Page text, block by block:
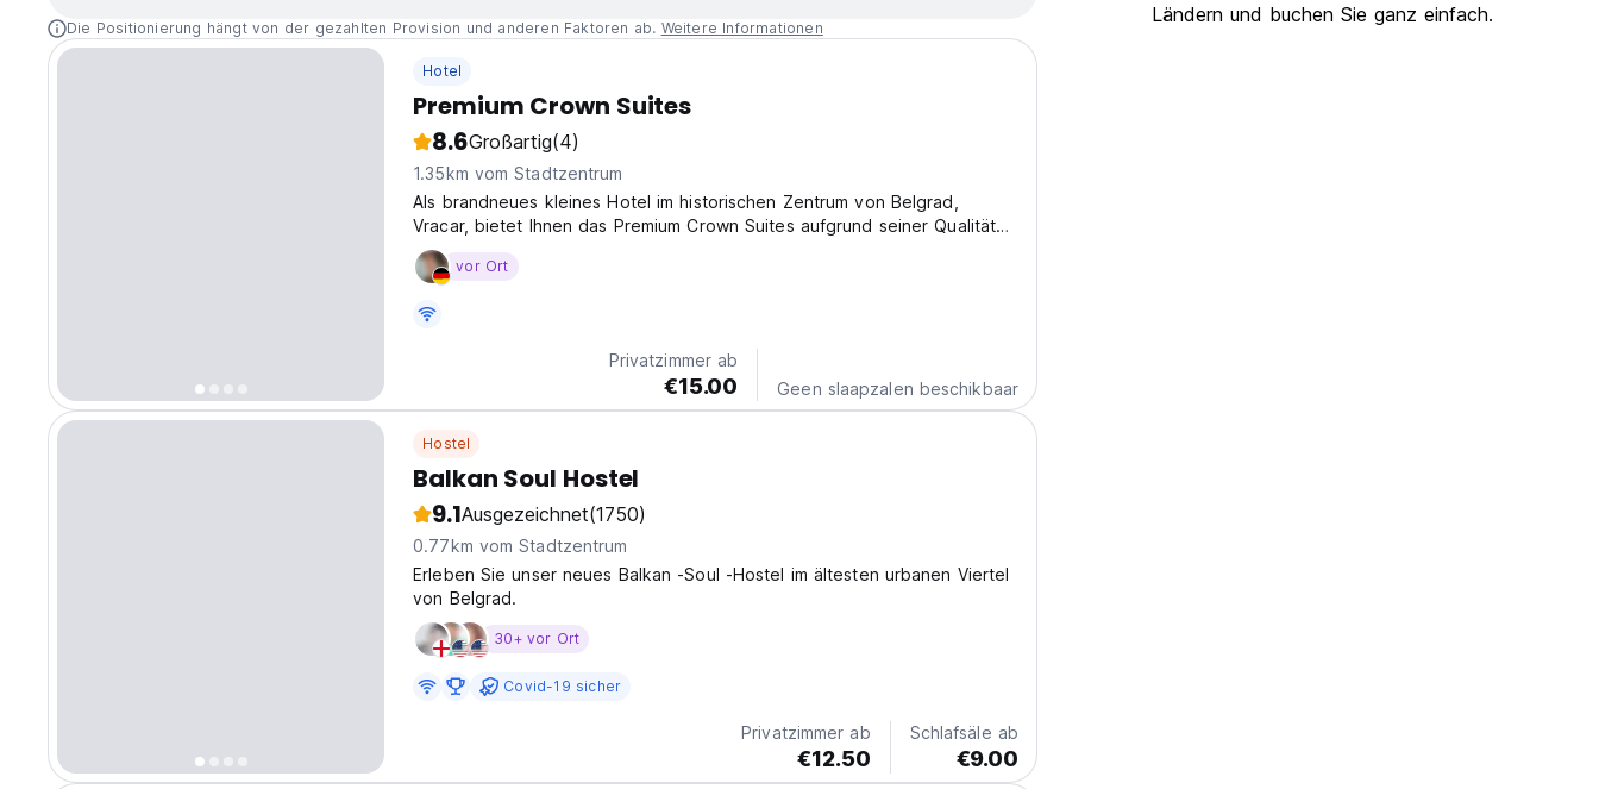
Die Positionierung hängt von der gezahlten Provision und anderen Faktoren ab. Weitere Informationen
Hotel
Premium Crown Suites
8.6Großartig(4)
1.35km vom Stadtzentrum
Als brandneues kleines Hotel im historischen Zentrum von Belgrad,
Vracar, bietet Ihnen das Premium Crown Suites aufgrund seiner Qualität
der Unterkunft den besten Preis in der Stadt.
vor Ort
Privatzimmer ab
€15.00 Geen slaapzalen beschikbaar
Hostel
Balkan Soul Hostel
9.1Ausgezeichnet(1750)
0.77km vom Stadtzentrum
Erleben Sie unser neues Balkan -Soul -Hostel im ältesten urbanen Viertel
von Belgrad.
30+ vor Ort
Covid-19 sicher
Privatzimmer ab
€12.50
Schlafsäle ab
€9.00
Ländern und buchen Sie ganz einfach.